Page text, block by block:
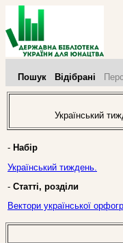
Пошук Відібрані
Український
- Набір
Український тиждень.
- Статті, розділи
Вектори української